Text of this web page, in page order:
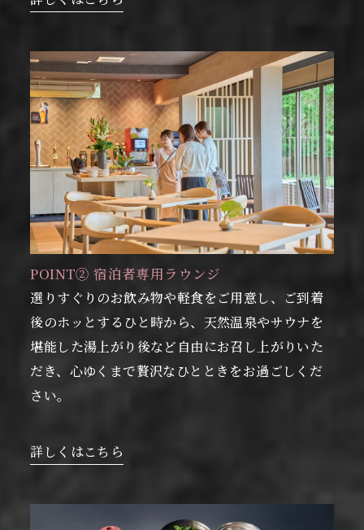
POINT② 宿泊者専用ラウンジ
選りすぐりのお飲み物や軽食をご用意し、ご到着
後のホッとするひと時から、天然温泉やサウナを
堪能した湯上がり後など自由にお召し上がりいた
だき、心ゆくまで贅沢なひとときをお過ごしくだ
さい。
詳しくはこちら